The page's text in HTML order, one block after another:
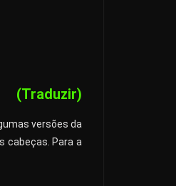
(Traduzir)
versões da
cabeças. Para a